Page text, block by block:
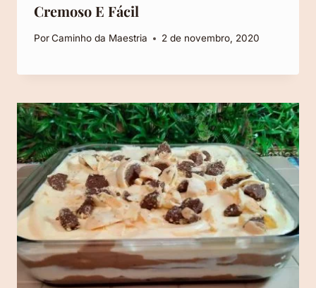
Cremoso E Fácil
PorCaminho da Maestria 2 de novembro, 2020